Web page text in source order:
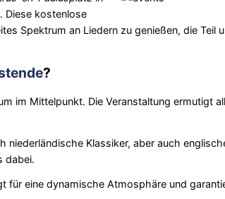
Diese kostenlose
Spektrum an Liedern zu genießen, die Teil
?
im Mittelpunkt. Die Veranstaltung ermutigt
Klassiker, aber auch
dabei.
für eine dynamische Atmosphäre und